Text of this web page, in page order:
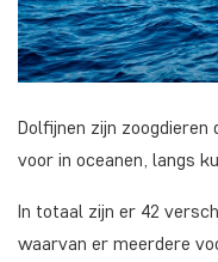
Dolfijnen zijn
voor in oceanen, langs
In totaal zijn er 42
waarvan er meerdere